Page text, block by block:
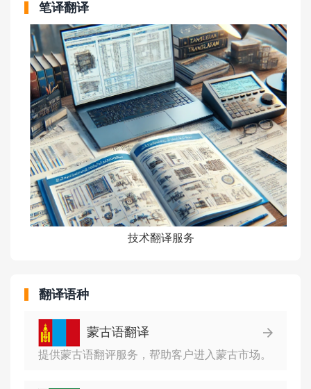
笔译翻译
技术翻译服务
翻译语种
蒙古语翻译
提供蒙古语翻评服务，帮助客户进入蒙古市场。